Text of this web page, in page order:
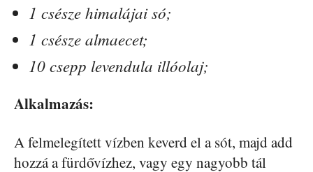
1 csésze himalájai só;
1 csésze almaecet;
10 csepp levendula illóolaj;
Alkalmazás:
A felmelegített vízben keverd el a sót, majd add
hozzá a fürdővízhez, vagy egy nagyobb tál